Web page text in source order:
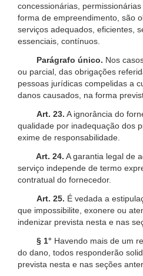
concessionárias,
forma de empreendimento, são
serviços adequados, eficientes,
essenciais, contínuos.
Parágrafo único. Nos
ou parcial, das obrigações
pessoas jurídicas compelidas a
danos causados, na forma
Art. 23. A ignorância do
qualidade por inadequação dos
exime de responsabilidade.
Art. 24. A garantia legal de
serviço independe de termo
contratual do fornecedor.
Art. 25. É vedada a
que impossibilite, exonere ou
indenizar prevista nesta e nas
§ 1° Havendo mais de um
do dano, todos responderão
prevista nesta e nas seções